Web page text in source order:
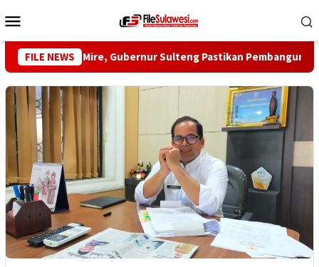
ke
Mobile
FILE NEWS
Desa Mire, Gubernur Sulteng Pastikan Pembangunan